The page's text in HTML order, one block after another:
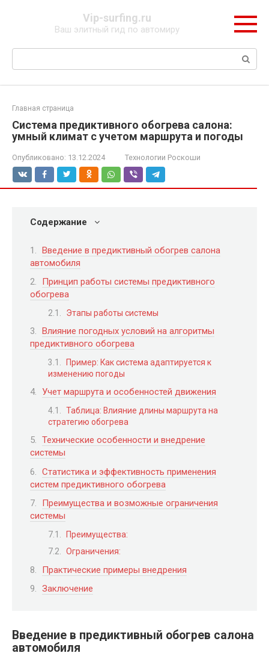
Vip-surfing.ru
Ваш элитный гид по автомиру
Поиск:
Главная страница
Система предиктивного обогрева салона:
умный климат с учетом маршрута и погоды
Опубликовано: 13.12.2024 Технологии Роскоши
Содержание
Введение в предиктивный обогрев салона
автомобиля
Принцип работы системы предиктивного
обогрева
Этапы работы системы
Влияние погодных условий на алгоритмы
предиктивного обогрева
Пример: Как система адаптируется к
изменению погоды
Учет маршрута и особенностей движения
Таблица: Влияние длины маршрута на
стратегию обогрева
Технические особенности и внедрение
системы
Статистика и эффективность применения
систем предиктивного обогрева
Преимущества и возможные ограничения
системы
Преимущества:
Ограничения:
Практические примеры внедрения
Заключение
Введение в предиктивный обогрев салона
автомобиля